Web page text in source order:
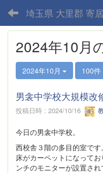
2024年10月
2024年10月 100件
男衾中学校大規模改
投稿日時 : 2024/10/16
今日の男衾中学校。
西校舎３階の多目的室です。
床がカーペットになって
ンチのモニターが設置され